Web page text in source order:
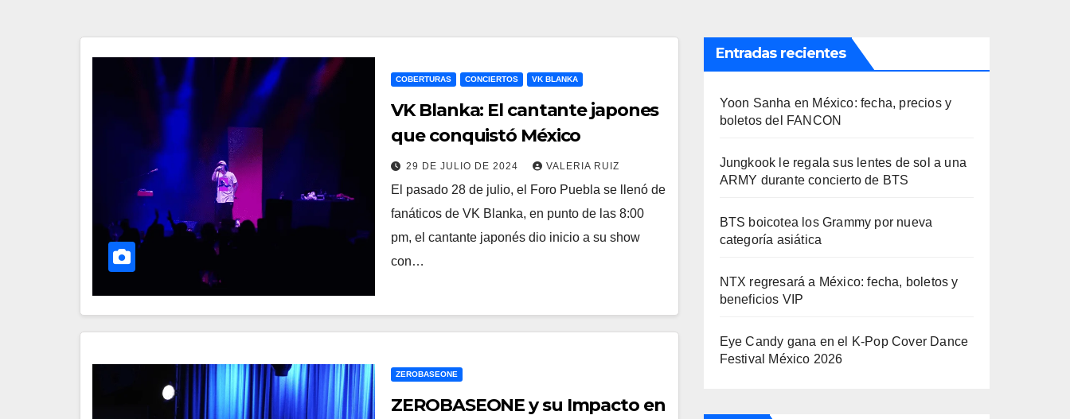
COBERTURAS CONCIERTOS VK BLANKA
VK Blanka: El cantante japones
que conquistó México
29 DE JULIO DE 2024 VALERIA RUIZ
El pasado 28 de julio, el Foro Puebla se llenó de
fanáticos de VK Blanka, en punto de las 8:00
pm, el cantante japonés dio inicio a su show
con…
ZEROBASEONE
ZEROBASEONE y su Impacto en
Entradas recientes
Yoon Sanha en México: fecha, precios y
boletos del FANCON
Jungkook le regala sus lentes de sol a una
ARMY durante concierto de BTS
BTS boicotea los Grammy por nueva
categoría asiática
NTX regresará a México: fecha, boletos y
beneficios VIP
Eye Candy gana en el K-Pop Cover Dance
Festival México 2026